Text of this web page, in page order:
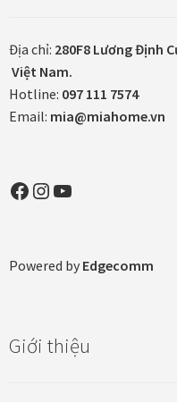
Tối ưu chất lượng hình ảnh
Tranh biểu tượng văn hoá
Tranh dự án
Địa chỉ: 280F8 Lương Định
Việt Nam.
Hotline: 097 111 7574
Email: mia@miahome.vn
Facebook
Instagram
YouTube
Powered by Edgecomm
Giới thiệu